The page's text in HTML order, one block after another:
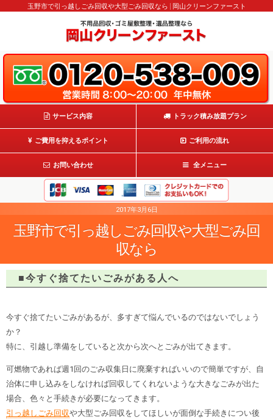
玉野市で引っ越しごみ回収や大型ごみ回収なら | 岡山クリーンファースト
サービス内容 トラック積み放題プラン
ご費用を抑えるポイント ご利用の流れ
お問い合わせ 全メニュー
2017年3月6日
玉野市で引っ越しごみ回収や大型ごみ回
収なら
■今すぐ捨てたいごみがある人へ
今すぐ捨てたいごみがあるが、多すぎて悩んでいるのではないでしょう
か？
特に、引越し準備をしていると次から次へとごみが出てきます。
可燃物であれば週1回のごみ収集日に廃棄すればいいので簡単ですが、自
治体に申し込みをしなければ回収してくれないような大きなごみが出た
場合、色々と手続きが必要になってきます。
引っ越しごみ回収や大型ごみ回収をしてほしいが面倒な手続きについ後